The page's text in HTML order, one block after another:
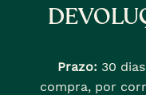
Prazo: 30
compra, por